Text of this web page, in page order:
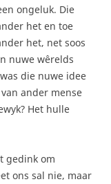
ongeluk. Die
het en toe
het, net soos
nuwe wêrelds
die nuwe idee
ander mense
Het hulle
gedink om
ons sal nie, maar